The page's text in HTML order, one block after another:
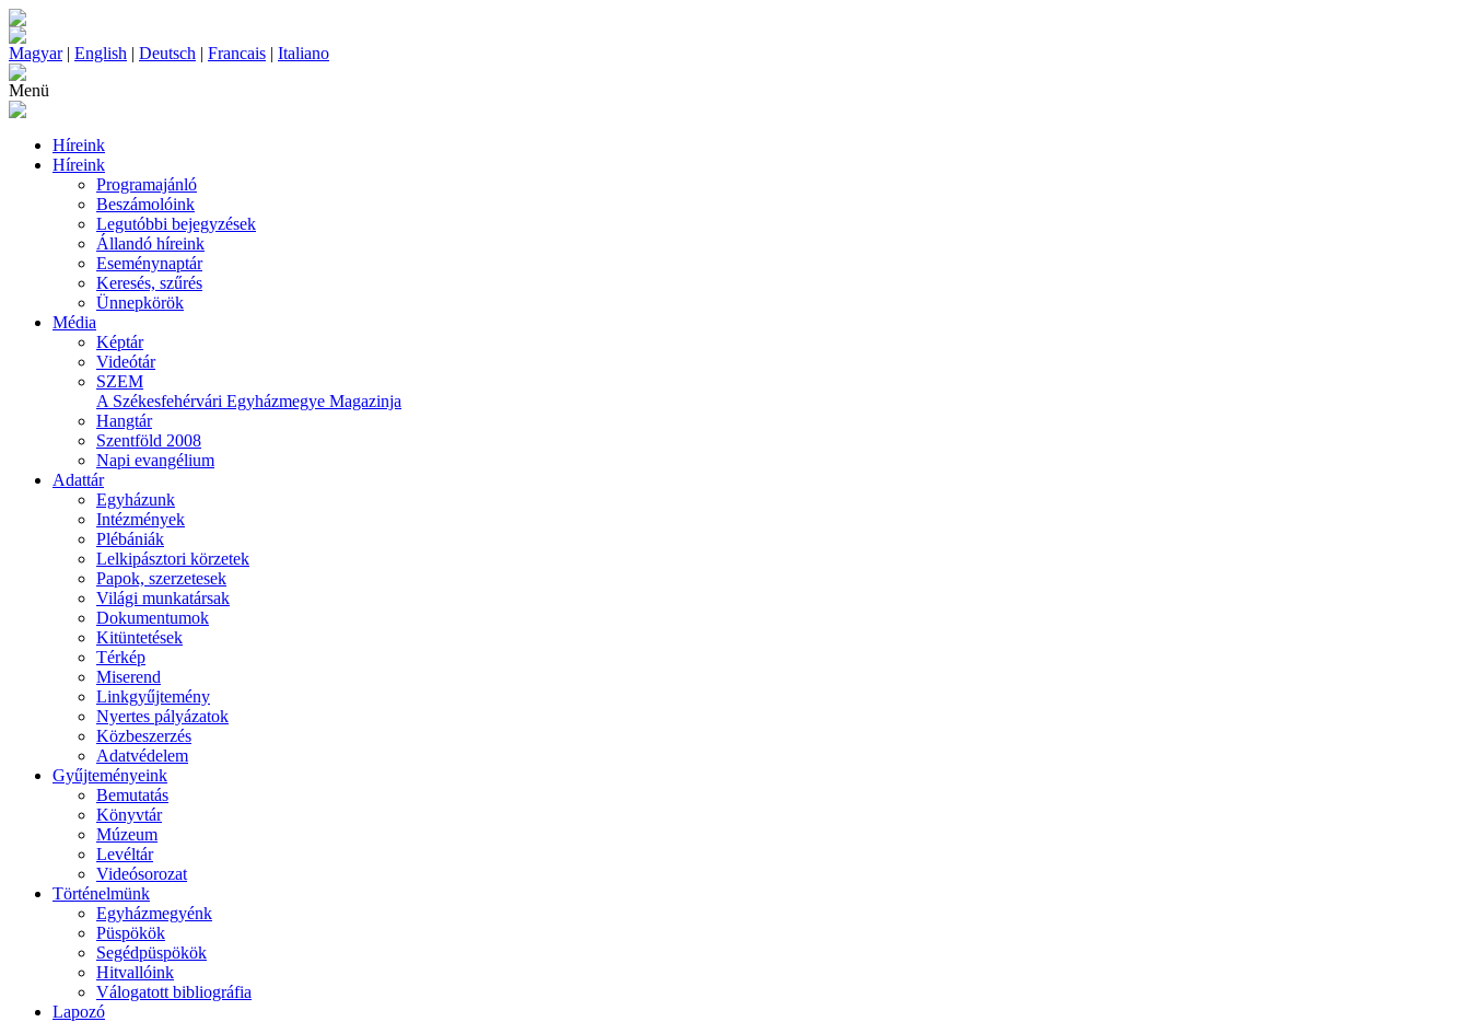
Magyar| English | Deutsch | Francais | Italiano
Menü
Híreink
Híreink
Programajánló
Beszámolóink
Legutóbbi bejegyzések
Állandó híreink
Eseménynaptár
Keresés, szűrés
Ünnepkörök
Média
Képtár
Videótár
SZEM
A Székesfehérvári Egyházmegye Magazinja
Hangtár
Szentföld 2008
Napi evangélium
Adattár
Egyházunk
Intézmények
Plébániák
Lelkipásztori körzetek
Papok, szerzetesek
Világi munkatársak
Dokumentumok
Kitüntetések
Térkép
Miserend
Linkgyűjtemény
Nyertes pályázatok
Közbeszerzés
Adatvédelem
Gyűjteményeink
Bemutatás
Könyvtár
Múzeum
Levéltár
Videósorozat
Történelmünk
Egyházmegyénk
Püspökök
Segédpüspökök
Hitvallóink
Válogatott bibliográfia
Lapozó